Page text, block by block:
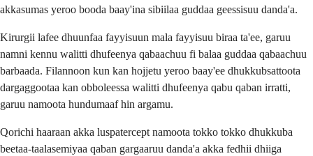
akkasumas yeroo booda baay'ina sibiilaa guddaa geessisuu danda'a.
Kirurgii lafee dhuunfaa fayyisuun mala fayyisuu biraa ta'ee, garuu
namni kennu walitti dhufeenya qabaachuu fi balaa guddaa qabaachuu
barbaada. Filannoon kun kan hojjetu yeroo baay'ee dhukkubsattoota
dargaggootaa kan obboleessa walitti dhufeenya qabu qaban irratti,
garuu namoota hundumaaf hin argamu.
Qorichi haaraan akka luspatercept namoota tokko tokko dhukkuba
beetaa-taalasemiyaa qaban gargaaruu danda'a akka fedhii dhiiga